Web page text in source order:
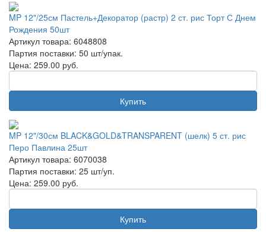
MP 12"/25см Пастель+Декоратор (растр) 2 ст. рис Торт С Днем
Рождения 50шт
Артикул товара: 6048808
Партия поставки: 50 шт/упак.
Цена: 259.00 руб.
Купить
MP 12"/30см BLACK&GOLD&TRANSPARENT (шелк) 5 ст. рис
Перо Павлина 25шт
Артикул товара: 6070038
Партия поставки: 25 шт/уп.
Цена: 259.00 руб.
Купить